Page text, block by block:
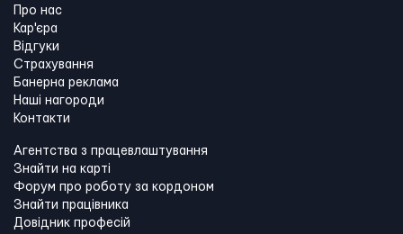
Про нас
Кар'єра
Відгуки
Страхування
Банерна реклама
Наші нагороди
Контакти
Агентства з працевлаштування
Знайти на карті
Форум про роботу за кордоном
Знайти працівника
Довідник професій